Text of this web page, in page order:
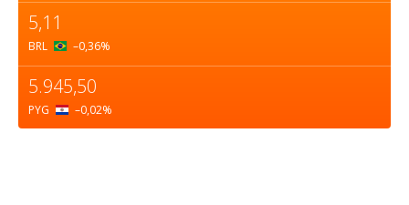
5,11
BRL –0,36%
5.945,50
PYG –0,02%